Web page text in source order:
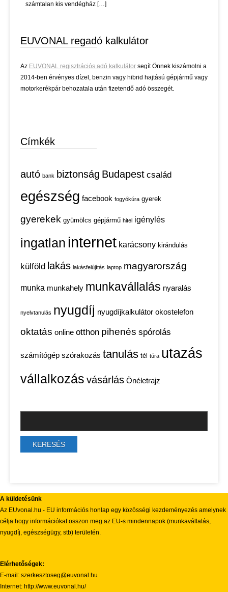
számtalan kis vendégház […]
EUVONAL regadó kalkulátor
Az EUVONAL regisztrációs adó kalkulátor segít Önnek kiszámolni a
2014-ben érvényes dízel, benzin vagy hibrid hajtású gépjármű vagy
motorkerékpár behozatala után fizetendő adó összegét.
Címkék
autó bank biztonság Budapest család
egészség facebook fogyókúra gyerek
gyerekek gyümölcs gépjármű hitel igénylés
ingatlan internet karácsony kirándulás
külföld lakás lakásfelújítás laptop magyarország
munka munkahely munkavállalás nyaralás
nyelvtanulás nyugdíj nyugdíjkalkulátor okostelefon
oktatás online otthon pihenés spórolás
számítógép szórakozás tanulás tél túra utazás
vállalkozás vásárlás Önéletrajz
A küldetésünk
Az EUvonal.hu - EU információs honlap egy közösségi kezdeményezés amelynek
célja hogy információkat osszon meg az EU-s mindennapok (munkavállalás,
nyugdíj, egészségügy, stb) területén.
Elérhetőségek:
E-mail: szerkesztoseg@euvonal.hu
Internet: http://www.euvonal.hu/